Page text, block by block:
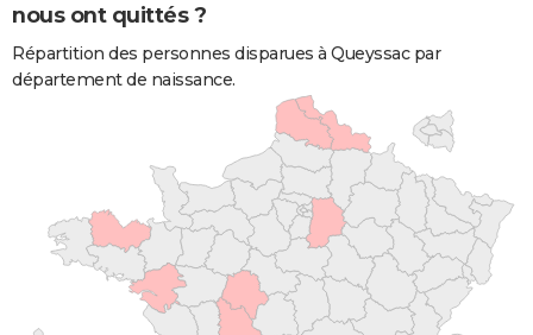
nous ont quittés ?
Répartition des personnes disparues à Queyssac par
département de naissance.